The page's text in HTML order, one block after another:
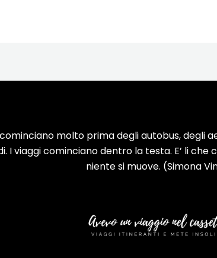
molto prima degli autobus, degli
I viaggi cominciano dentro la testa. E’ li che
niente si muove. (Simona